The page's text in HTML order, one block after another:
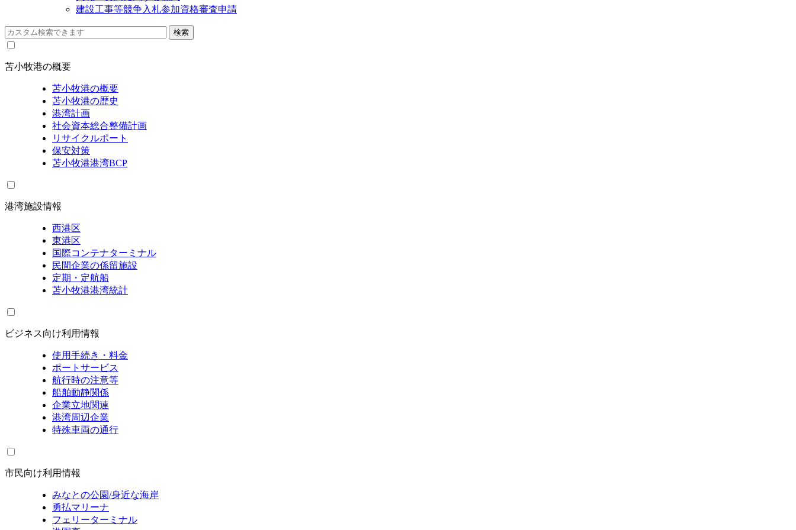
建設工事等競争入札参加資格審査申請
苫小牧港の概要
苫小牧港の概要
苫小牧港の歴史
港湾計画
社会資本総合整備計画
リサイクルポート
保安対策
苫小牧港港湾BCP
港湾施設情報
西港区
東港区
国際コンテナターミナル
民間企業の係留施設
定期・定航船
苫小牧港港湾統計
ビジネス向け利用情報
使用手続き・料金
ポートサービス
航行時の注意等
船舶動静関係
企業立地関連
港湾周辺企業
特殊車両の通行
市民向け利用情報
みなとの公園/身近な海岸
勇払マリーナ
フェリーターミナル